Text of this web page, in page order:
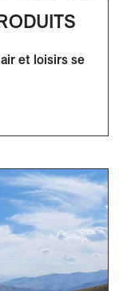
et loisirs se